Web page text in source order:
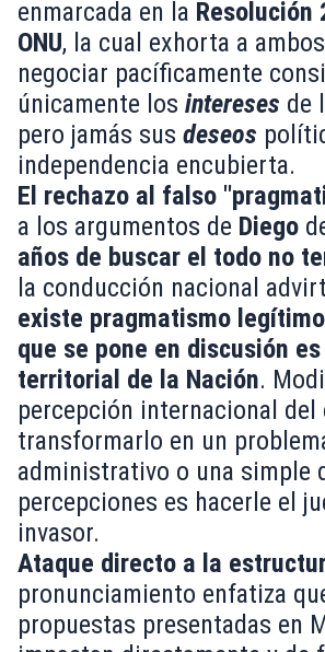
enmarcada en la Resolución
ONU, la cual exhorta a
negociar pacíficamente
únicamente los intereses de
pero jamás sus deseos
independencia encubierta.
El rechazo al falso
a los argumentos de Diego
años de buscar el todo no
la conducción nacional
existe pragmatismo
que se pone en discusión
territorial de la Nación.
percepción internacional
transformarlo en un
administrativo o una simple
percepciones es hacerle el
invasor.
Ataque directo a la
pronunciamiento enfatiza
propuestas presentadas en